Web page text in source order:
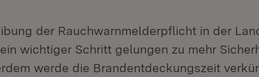
der Rauchwarnmelderpflicht in der
wichtiger Schritt gelungen zu mehr
werde die Brandentdeckungszeit